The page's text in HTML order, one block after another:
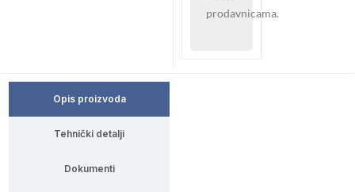
prodavnicama.
Opis proizvoda
Tehnički detalji
Dokumenti